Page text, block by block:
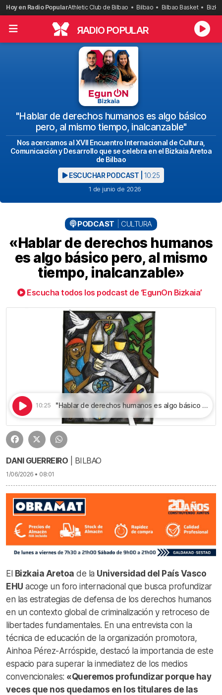
Saltar
al
contenido
Hoy en Radio PopularAthletic Club de Bilbao Bilbao Bilbao Basket
RADIO POPULAR
"Hablar de derechos humanos es algo básico
pero, al mismo tiempo, inalcanzable"
Nos acercamos al XVII Encuentro Internacional de Cultura,
Comunicación y Desarrollo que se celebra en el Bizkaia Aretoa
de Bilbao
ESCUCHAR PODCAST | 10:25
1 de junio de 2026
PODCAST CULTURA
«Hablar de derechos humanos
es algo básico pero, al mismo
tiempo, inalcanzable»
Escucha todos los podcast de ‘EgunOn Bizkaia’
10:25 "Hablar de derechos humanos es algo básico pero, al mismo tiempo, inalcanzable" | «Hablar de derechos humanos es algo básico pero, al mismo tiempo, inalcanzable»
DANI GUERREIRO | BILBAO
1/06/2026 • 08:01
El Bizkaia Aretoa de la Universidad del País Vasco
EHU acoge un foro internacional que busca profundizar
en las estrategias de defensa de los derechos humanos
en un contexto global de criminalización y retroceso de
libertades fundamentales. En una entrevista con la
técnica de educación de la organización promotora,
Ainhoa Pérez-Arróspide, destacó la importancia de este
espacio para superar la inmediatez de los medios
convencionales: «Queremos profundizar porque hay
veces que nos quedamos en los titulares de las